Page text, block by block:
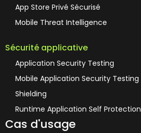
App Store Privé Sécurisé
Mobile Threat Intelligence
Sécurité applicative
Application Security Testing
Mobile Application Security Testing
Shielding
Runtime Application Self Protection
Cas d'usage